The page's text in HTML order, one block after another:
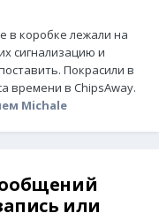
в коробке лежали на
сигнализацию и
Покрасили в
времени в ChipsAway.
Michale
или